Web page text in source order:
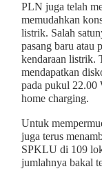
PLN juga telah
memudahkan
listrik. Salah
pasang baru atau
kendaraan listrik.
mendapatkan
pada pukul 22.00
home charging.
Untuk
juga terus
SPKLU di 109
jumlahnya bakal